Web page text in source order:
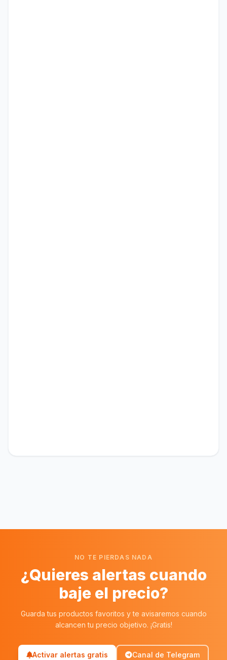
NO TE PIERDAS NADA
¿Quieres alertas cuando
baje el precio?
Guarda tus productos favoritos y te avisaremos cuando
alcancen tu precio objetivo. ¡Gratis!
Activar alertas gratis Canal de Telegram